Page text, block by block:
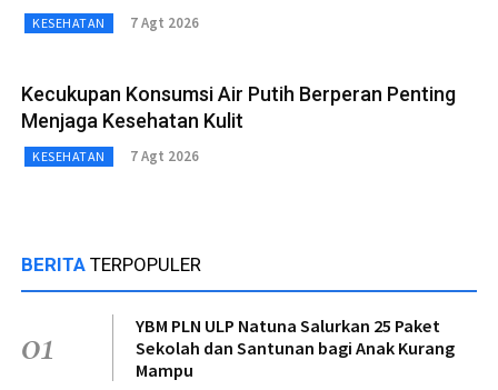
KESEHATAN 7 Agt 2026
Kecukupan Konsumsi Air Putih Berperan Penting
Menjaga Kesehatan Kulit
KESEHATAN 7 Agt 2026
BERITA TERPOPULER
01
YBM PLN ULP Natuna Salurkan 25 Paket
Sekolah dan Santunan bagi Anak Kurang
Mampu